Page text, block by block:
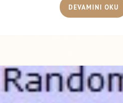
DEVAMINI OKU